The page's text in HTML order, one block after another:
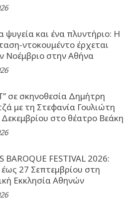
ψυγεία και ένα πλυντήριο: Η
ντοκουμέντο έρχεται
Νοέμβριο στην Αθήνα
σε σκηνοθεσία Δημήτρη
με τη Στεφανία Γουλιώτη
στο θέατρο Βεάκη
BAROQUE FESTIVAL 2026:
27 Σεπτεµβρίου στη
Εκκλησία Αθηνών